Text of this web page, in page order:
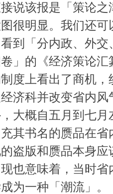
说该报是「策论
很明显。我们还
到「分内政、外
」的《经济策论
度上看出了商机
济科并改变省内
大概自五月到七
其书名的赝品在
盗版和赝品本身
也意味着，当时
为一种「潮流」。